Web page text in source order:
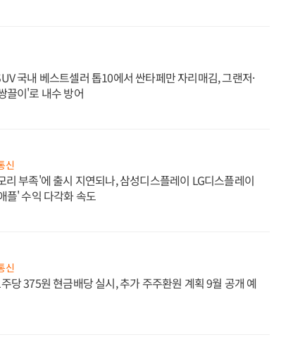
국내 베스트셀러 톱10에서 싼타페만 자리매김, 그랜저·
끌이'로 내수 방어
신
리 부족'에 출시 지연되나, 삼성디스플레이 LG디스플레이
플' 수익 다각화 속도
신
당 375원 현금배당 실시, 추가 주주환원 계획 9월 공개 예